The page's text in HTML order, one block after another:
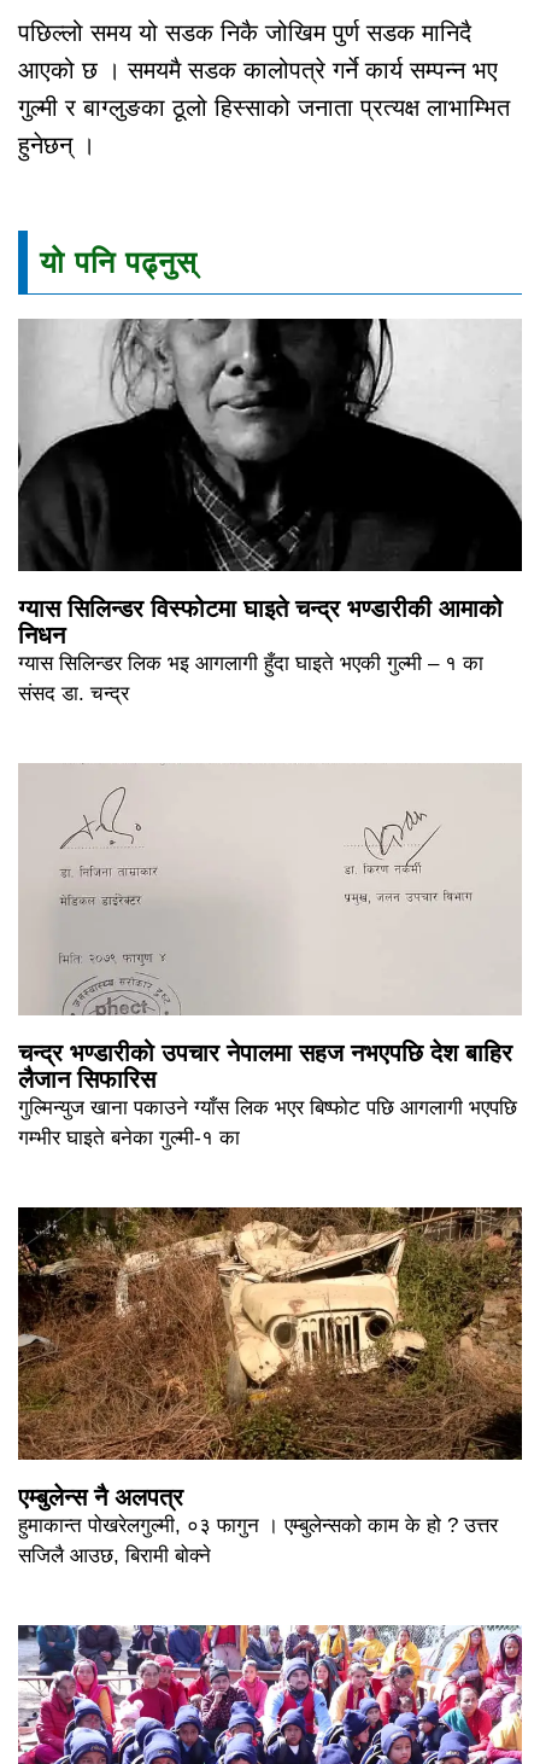
पछिल्लो समय यो सडक निकै जोखिम पुर्ण सडक मानिदै
आएको छ । समयमै सडक कालोपत्रे गर्ने कार्य सम्पन्न भए
गुल्मी र बाग्लुङका ठूलो हिस्साको जनाता प्रत्यक्ष लाभाम्भित
हुनेछन् ।
यो पनि पढ्नुस्
ग्यास सिलिन्डर विस्फोटमा घाइते चन्द्र भण्डारीकी आमाको
निधन
ग्यास सिलिन्डर लिक भइ आगलागी हुँदा घाइते भएकी गुल्मी – १ का
संसद डा. चन्द्र
चन्द्र भण्डारीको उपचार नेपालमा सहज नभएपछि देश बाहिर
लैजान सिफारिस
गुल्मिन्युज खाना पकाउने ग्याँस लिक भएर बिष्फोट पछि आगलागी भएपछि
गम्भीर घाइते बनेका गुल्मी-१ का
एम्बुलेन्स नै अलपत्र
हुमाकान्त पोखरेलगुल्मी, ०३ फागुन । एम्बुलेन्सको काम के हो ? उत्तर
सजिलै आउछ, बिरामी बोक्ने